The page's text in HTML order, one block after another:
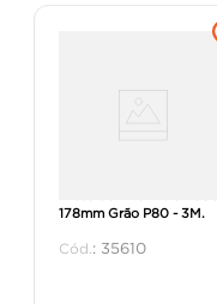
178mm Grão P80 - 3M.
: 35610